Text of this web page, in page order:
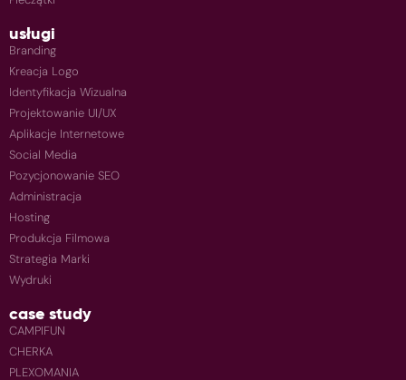
usługi
Branding
Kreacja Logo
Identyfikacja Wizualna
Projektowanie UI/UX
Aplikacje Internetowe
Social Media
Pozycjonowanie SEO
Administracja
Hosting
Produkcja Filmowa
Strategia Marki
Wydruki
case study
CAMPIFUN
CHERKA
PLEXOMANIA